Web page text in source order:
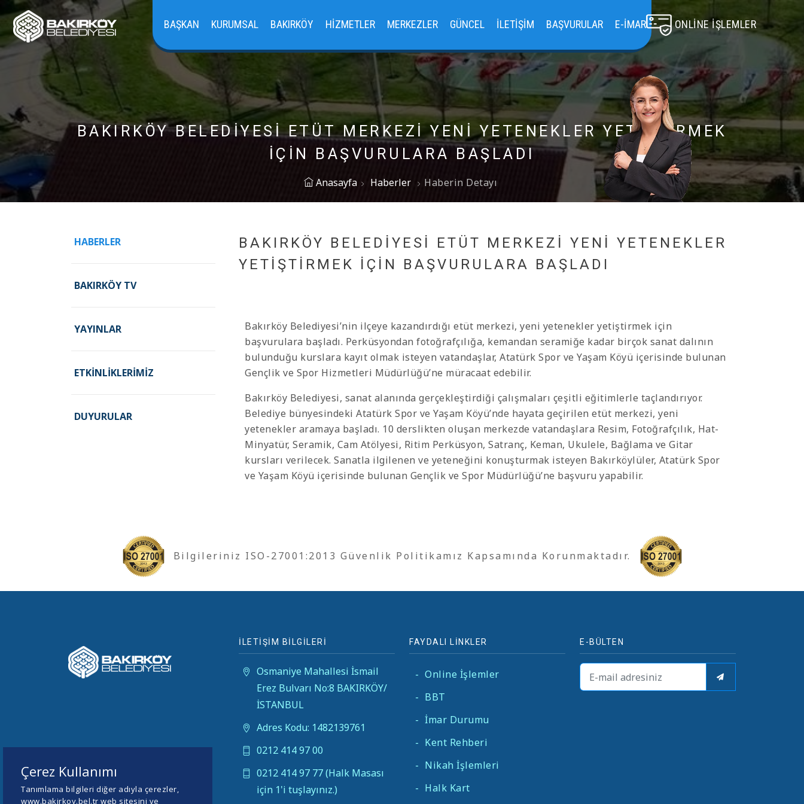
BAŞKAN KURUMSAL BAKIRKÖY HIZMETLER MERKEZLER GÜNCEL İLETIŞIM BAŞVURULAR E-İMAR ONLINE İŞLEMLER
BAKIRKÖY BELEDİYESİ ETÜT MERKEZİ YENİ YETENEKLER YETİŞTİRMEK
İÇİN BAŞVURULARA BAŞLADI
Anasayfa Haberler Haberin Detayı
HABERLER
BAKIRKÖY TV
YAYINLAR
ETKINLIKLERIMIZ
DUYURULAR
BAKIRKÖY BELEDİYESİ ETÜT MERKEZİ YENİ YETENEKLER
YETİŞTİRMEK İÇİN BAŞVURULARA BAŞLADI
Bakırköy Belediyesi’nin ilçeye kazandırdığı etüt merkezi, yeni yetenekler yetiştirmek için
başvurulara başladı. Perküsyondan fotoğrafçılığa, kemandan seramiğe kadar birçok sanat dalının
bulunduğu kurslara kayıt olmak isteyen vatandaşlar, Atatürk Spor ve Yaşam Köyü içerisinde bulunan
Gençlik ve Spor Hizmetleri Müdürlüğü’ne müracaat edebilir.
Bakırköy Belediyesi, sanat alanında gerçekleştirdiği çalışmaları çeşitli eğitimlerle taçlandırıyor.
Belediye bünyesindeki Atatürk Spor ve Yaşam Köyü’nde hayata geçirilen etüt merkezi, yeni
yetenekler aramaya başladı. 10 derslikten oluşan merkezde vatandaşlara Resim, Fotoğrafçılık, Hat-
Minyatür, Seramik, Cam Atölyesi, Ritim Perküsyon, Satranç, Keman, Ukulele, Bağlama ve Gitar
kursları verilecek. Sanatla ilgilenen ve yeteneğini konuşturmak isteyen Bakırköylüler, Atatürk Spor
ve Yaşam Köyü içerisinde bulunan Gençlik ve Spor Müdürlüğü’ne başvuru yapabilir.
Bilgileriniz ISO-27001:2013 Güvenlik Politikamız Kapsamında Korunmaktadır.
İLETİŞİM BİLGİLERİ
Osmaniye Mahallesi İsmail
Erez Bulvarı No:8 BAKIRKÖY/
İSTANBUL
Adres Kodu: 1482139761
0212 414 97 00
0212 414 97 77 (Halk Masası
için 1'i tuşlayınız.)
FAYDALI LİNKLER
- Online İşlemler
- BBT
- İmar Durumu
- Kent Rehberi
- Nikah İşlemleri
- Halk Kart
E-BÜLTEN
Çerez Kullanımı
Tanımlama bilgileri diğer adıyla çerezler,
www.bakirkoy.bel.tr web sitesini ve